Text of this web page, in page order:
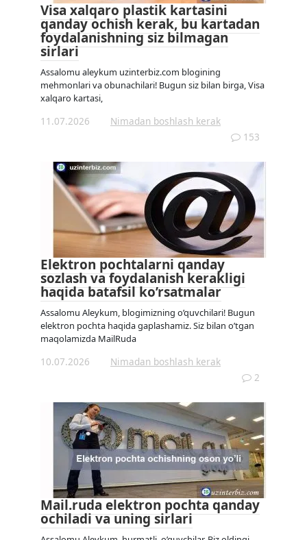
Visa xalqaro plastik kartasini
qanday ochish kerak, bu kartadan
foydalanishning siz bilmagan
sirlari
Assalomu aleykum uzinterbiz.com blogining
mehmonlari va obunachilari! Bugun siz bilan birga, Visa
xalqaro kartasi,
11.07.2026
Nimadan boshlash kerak
153
Elektron pochtalarni qanday
sozlash va foydalanish kerakligi
haqida batafsil ko’rsatmalar
Assalomu Aleykum, blogimizning o’quvchilari! Bugun
elektron pochta haqida gaplashamiz. Siz bilan o’tgan
maqolamizda MailRuda
10.07.2026
Nimadan boshlash kerak
2
Mail.ruda elektron pochta qanday
ochiladi va uning sirlari